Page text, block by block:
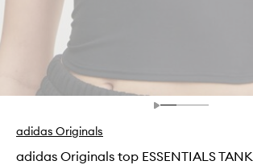
adidas Originals
adidas Originals top ESSENTIALS TANK